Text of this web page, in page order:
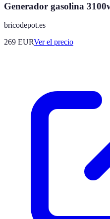
Generador gasolina
bricodepot.es
269 EURVer el precio